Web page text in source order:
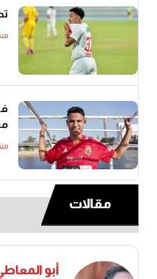
منذ4
منذ7
مقالات
أبو